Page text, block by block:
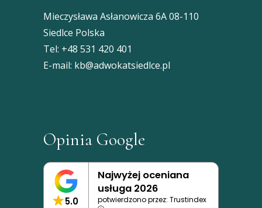
Mieczysława Asłanowicza 6A 08-110
Siedlce Polska
Tel: +48 531 420 401
E-mail: kb@adwokatsiedlce.pl
Opinia Google
5.0
Najwyżej oceniana
usługa 2026
potwierdzono przez: Trustindex